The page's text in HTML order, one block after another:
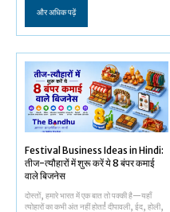
और अधिक पढ़ें
Festival Business Ideas in Hindi:
तीज-त्यौहारों में शुरू करें ये 8 बंपर कमाई
वाले बिजनेस
दोस्तों, हमारे भारत में एक बात तो पक्की है—यहाँ
त्योहारों का कभी अंत नहीं होता! दीपावली, ईद, होली,